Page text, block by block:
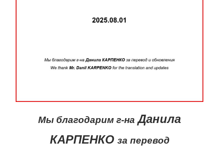
Мы благодарим г-на Данила
КАРПЕНКО за перевод